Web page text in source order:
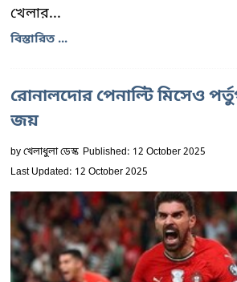
খেলার...
বিস্তারিত ...
রোনালদোর পেনাল্টি মিসেও
জয়
byখেলাধুলা ডেস্ক Published: 12 October 2025
Last Updated: 12 October 2025